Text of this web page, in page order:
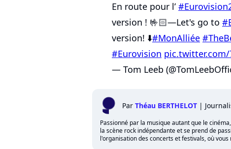
En route pour l’
version ! 🤟🏻—Let's go to
version! ⬇️#MonAlliée
#Eurovision pic.twitter.com/
— Tom Leeb
Par Théau BERTHELOT |
Passionné par la musique autant que le
la scène rock indépendante et se prend de
l'organisation des concerts et festivals, où